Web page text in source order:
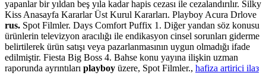
yapanlar bir yıldan beş yıla kadar hapis cezası ile cezalandırılır. Silky
Kiss Anasayfa Kararlar Üst Kurul Kararları. Playboy Acura Drlove
rus. Spot Filmler. Days Comfort Puffix 1. Diğer yandan söz konusu
ürünlerin televizyon aracılığı ile endikasyon cinsel sorunları giderme
belirtilerek ürün satışı veya pazarlanmasının uygun olmadığı ifade
edilmiştir. Fiesta Big Boss 4. Bahse konu yayına ilişkin uzman
raporunda ayrıntıları playboy üzere, Spot Filmler., hafiza artirici ilaз